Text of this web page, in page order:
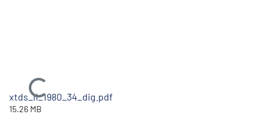
Ladataan...
xtds_li_1980_34_dig.pdf
15.26 MB